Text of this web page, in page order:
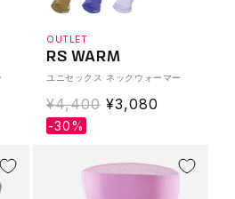
OUTLET
RS WARM
ユニセックス ネックウォーマー
通
常
¥4,400 Translation
¥3,080
-30%